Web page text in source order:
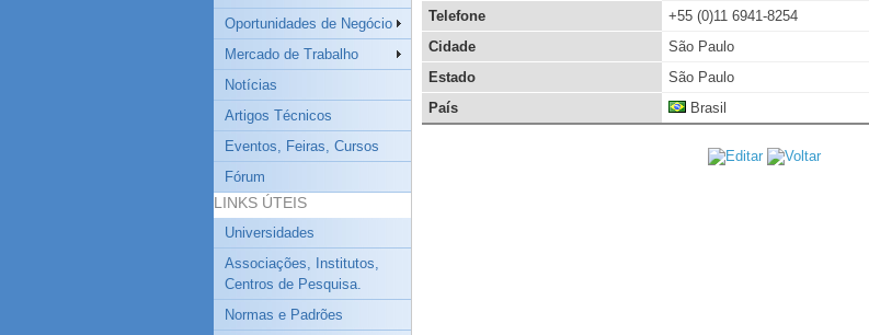
Oportunidades de Negócio
Mercado de Trabalho
Notícias
Artigos Técnicos
Eventos, Feiras, Cursos
Fórum
LINKS ÚTEIS
Universidades
Associações, Institutos,
Centros de Pesquisa.
Normas e Padrões
Telefone
+55 (0)11 6941-8254
Cidade
São Paulo
Estado
São Paulo
País
Brasil